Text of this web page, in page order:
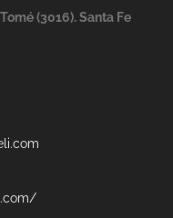
(3016). Santa Fe